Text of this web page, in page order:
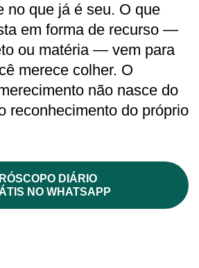
GÊMEOS PARA OUTRO
no que já é seu. O que
em forma de recurso —
ou matéria — vem para
merece colher. O
não nasce do
reconhecimento do próprio
DIÁRIO
NO WHATSAPP